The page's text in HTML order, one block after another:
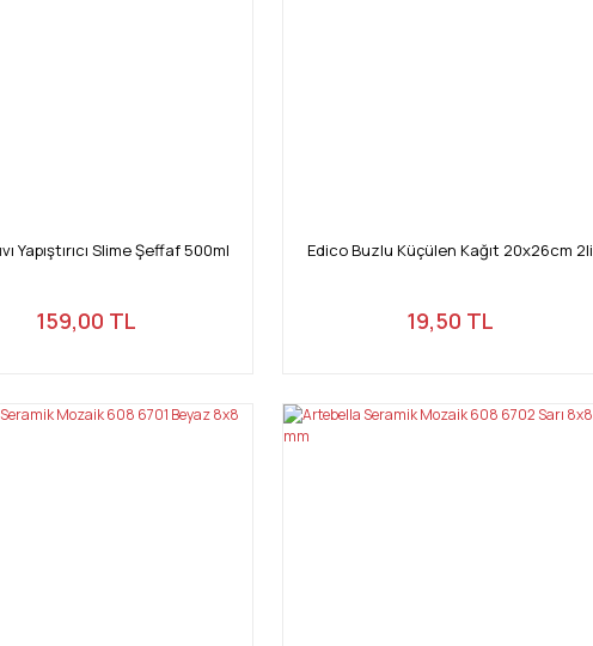
Yapıştırıcı Slime Şeffaf 500ml
159,00 TL
Edico Buzlu Küçülen Kağıt 20x26cm 2li
19,50 TL